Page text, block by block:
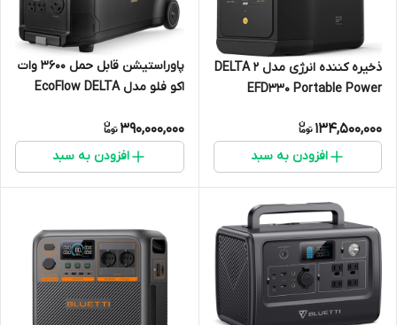
ذخیره کننده انرژی مدل DELTA 2
EFD330 Portable Power
134,500,000
افزودن به سبد
پاوراستیشن قابل حمل 3600 وات
اکو فلو مدل EcoFlow DELTA
390,000,000
افزودن به سبد